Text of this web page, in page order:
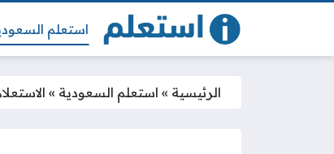
استعلم
الرئيسية » استعلم السعودية »